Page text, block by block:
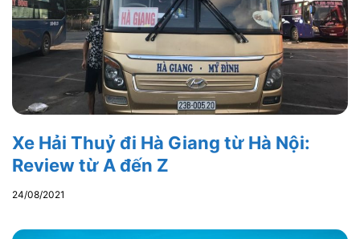
Xe Hải Thuỷ đi Hà Giang từ Hà Nội:
Review từ A đến Z
24/08/2021